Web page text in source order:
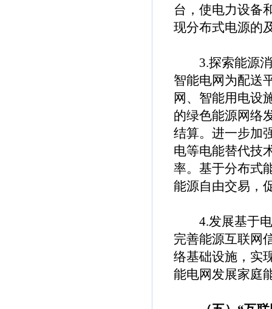
台，使电力设备
现分布式电源的
3.探索能源消
智能电网为配送
网、智能用电设
的绿色能源网络
结算。进一步加
电等电能替代技
率。基于分布式
能源自由交易，
4.发展基于电
完善能源互联网
络基础设施，实
能电网发展家庭